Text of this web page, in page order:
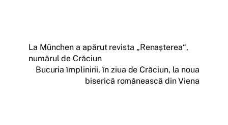
La München a apărut revista „Renașterea“,
numărul de Crăciun
Bucuria împlinirii, în ziua de Crăciun, la noua
biserică românească din Viena